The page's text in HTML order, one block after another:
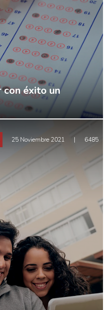
con éxito un
25 Noviembre 2021 |
6485